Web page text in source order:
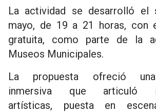
La actividad se desarrolló el
mayo, de 19 a 21 horas, con
gratuita, como parte de la
Museos Municipales.
La propuesta ofreció una
inmersiva que articuló
artísticas, puesta en